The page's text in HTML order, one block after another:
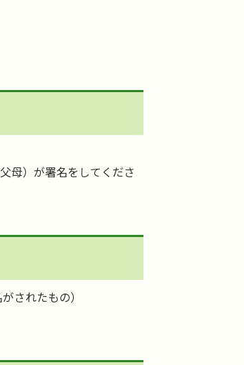
母）が署名をしてくださ
されたもの）